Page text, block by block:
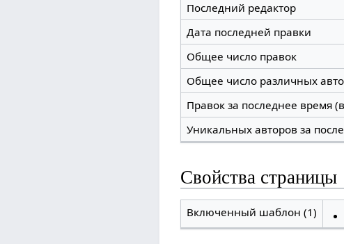
Последний редактор
Дата последней правки
Общее число правок
Общее число различных
Правок за последнее время
Уникальных авторов за
Свойства страницы
Включенный шаблон (1)